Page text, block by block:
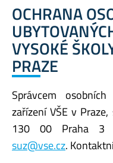
OCHRANA
VYSOKÉ
PRAZE
Správcem
zařízení VŠE v
130 00 Praha 3
suz@vse.cz.